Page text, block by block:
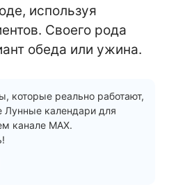
используя
Своего рода
обеда или ужина.
которые реально работают,
Лунные календари для
канале MAX.